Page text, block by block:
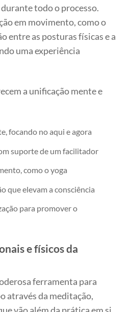
todo o processo.
em movimento, como o
entre as posturas físicas e a
uma experiência
a unificação mente e
focando no aqui e agora
suporte de um facilitador
como o yoga
que elevam a consciência
para promover o
e físicos da
ferramenta para
através da meditação,